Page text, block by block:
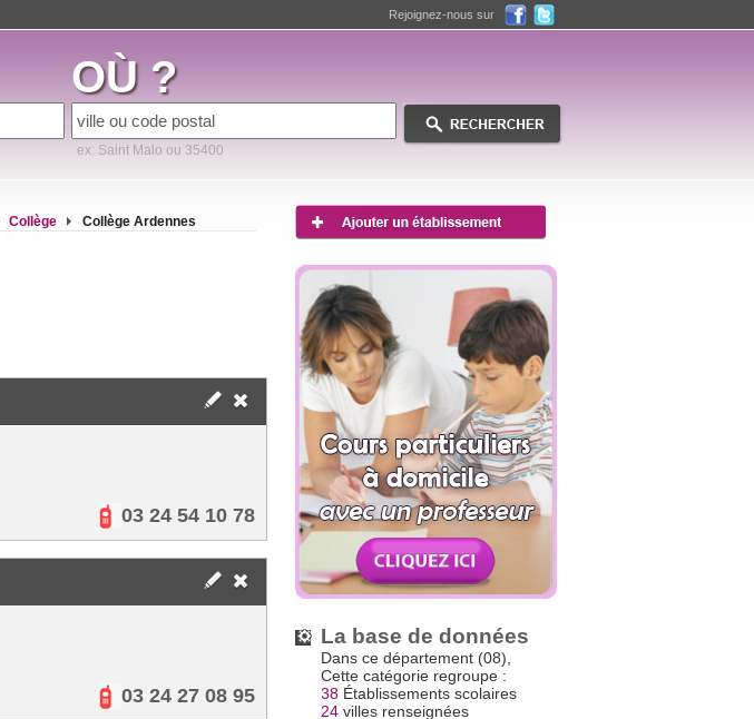
Rejoignez-nous sur
OÙ ?
ex: Saint Malo ou 35400
Collège Collège Ardennes
03 24 54 10 78
03 24 27 08 95
La base de données
Dans ce département (08),
Cette catégorie regroupe :
38 Établissements scolaires
24 villes renseignées